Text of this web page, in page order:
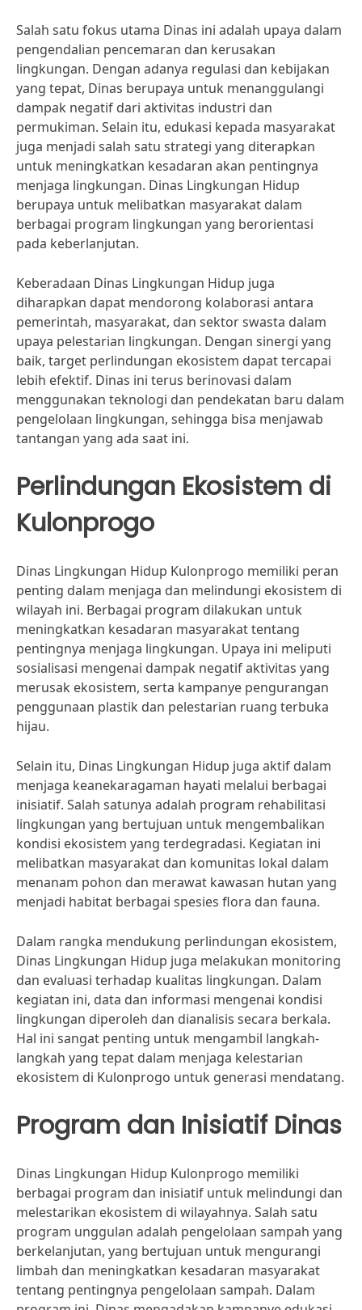
Salah satu fokus utama Dinas ini adalah upaya dalam
pengendalian pencemaran dan kerusakan
lingkungan. Dengan adanya regulasi dan kebijakan
yang tepat, Dinas berupaya untuk menanggulangi
dampak negatif dari aktivitas industri dan
permukiman. Selain itu, edukasi kepada masyarakat
juga menjadi salah satu strategi yang diterapkan
untuk meningkatkan kesadaran akan pentingnya
menjaga lingkungan. Dinas Lingkungan Hidup
berupaya untuk melibatkan masyarakat dalam
berbagai program lingkungan yang berorientasi
pada keberlanjutan.
Keberadaan Dinas Lingkungan Hidup juga
diharapkan dapat mendorong kolaborasi antara
pemerintah, masyarakat, dan sektor swasta dalam
upaya pelestarian lingkungan. Dengan sinergi yang
baik, target perlindungan ekosistem dapat tercapai
lebih efektif. Dinas ini terus berinovasi dalam
menggunakan teknologi dan pendekatan baru dalam
pengelolaan lingkungan, sehingga bisa menjawab
tantangan yang ada saat ini.
Perlindungan Ekosistem di
Kulonprogo
Dinas Lingkungan Hidup Kulonprogo memiliki peran
penting dalam menjaga dan melindungi ekosistem di
wilayah ini. Berbagai program dilakukan untuk
meningkatkan kesadaran masyarakat tentang
pentingnya menjaga lingkungan. Upaya ini meliputi
sosialisasi mengenai dampak negatif aktivitas yang
merusak ekosistem, serta kampanye pengurangan
penggunaan plastik dan pelestarian ruang terbuka
hijau.
Selain itu, Dinas Lingkungan Hidup juga aktif dalam
menjaga keanekaragaman hayati melalui berbagai
inisiatif. Salah satunya adalah program rehabilitasi
lingkungan yang bertujuan untuk mengembalikan
kondisi ekosistem yang terdegradasi. Kegiatan ini
melibatkan masyarakat dan komunitas lokal dalam
menanam pohon dan merawat kawasan hutan yang
menjadi habitat berbagai spesies flora dan fauna.
Dalam rangka mendukung perlindungan ekosistem,
Dinas Lingkungan Hidup juga melakukan monitoring
dan evaluasi terhadap kualitas lingkungan. Dalam
kegiatan ini, data dan informasi mengenai kondisi
lingkungan diperoleh dan dianalisis secara berkala.
Hal ini sangat penting untuk mengambil langkah-
langkah yang tepat dalam menjaga kelestarian
ekosistem di Kulonprogo untuk generasi mendatang.
Program dan Inisiatif Dinas
Dinas Lingkungan Hidup Kulonprogo memiliki
berbagai program dan inisiatif untuk melindungi dan
melestarikan ekosistem di wilayahnya. Salah satu
program unggulan adalah pengelolaan sampah yang
berkelanjutan, yang bertujuan untuk mengurangi
limbah dan meningkatkan kesadaran masyarakat
tentang pentingnya pengelolaan sampah. Dalam